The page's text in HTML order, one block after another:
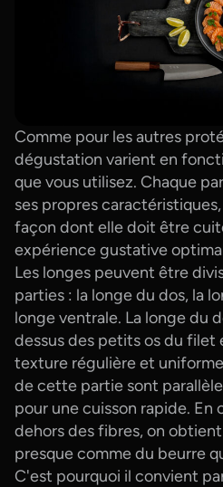
Comme pour les autres
dégustation varient en
que vous utilisez. Chaque
ses propres
façon dont elle doit être
expérience gustative
Les longes peuvent être
parties : la longe du dos, la
longe ventrale. La longe du
dessus des petits os du filet
texture régulière et
de cette partie sont
pour une cuisson rapide. En
dehors des fibres, on
presque comme du beurre
C'est pourquoi il convient